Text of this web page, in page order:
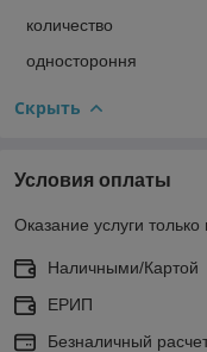
количество
одностороння
Скрыть
Условия оплаты
Оказание услуги только
Наличными/Картой
ЕРИП
Безналичный